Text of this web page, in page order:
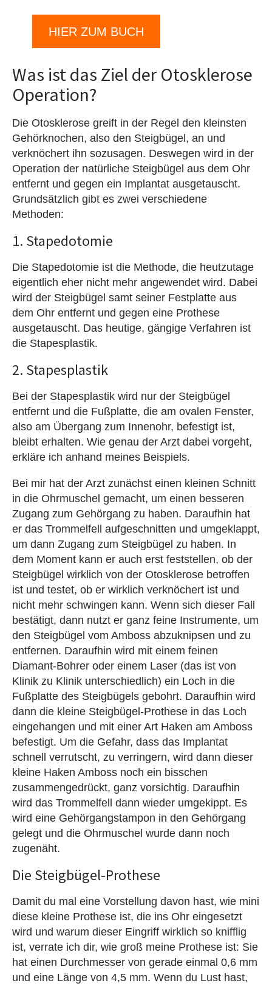
HIER ZUM BUCH
Was ist das Ziel der Otosklerose
Operation?
Die Otosklerose greift in der Regel den kleinsten
Gehörknochen, also den Steigbügel, an und
verknöchert ihn sozusagen. Deswegen wird in der
Operation der natürliche Steigbügel aus dem Ohr
entfernt und gegen ein Implantat ausgetauscht.
Grundsätzlich gibt es zwei verschiedene
Methoden:
1. Stapedotomie
Die Stapedotomie ist die Methode, die heutzutage
eigentlich eher nicht mehr angewendet wird. Dabei
wird der Steigbügel samt seiner Festplatte aus
dem Ohr entfernt und gegen eine Prothese
ausgetauscht. Das heutige, gängige Verfahren ist
die Stapesplastik.
2. Stapesplastik
Bei der Stapesplastik wird nur der Steigbügel
entfernt und die Fußplatte, die am ovalen Fenster,
also am Übergang zum Innenohr, befestigt ist,
bleibt erhalten. Wie genau der Arzt dabei vorgeht,
erkläre ich anhand meines Beispiels.
Bei mir hat der Arzt zunächst einen kleinen Schnitt
in die Ohrmuschel gemacht, um einen besseren
Zugang zum Gehörgang zu haben. Daraufhin hat
er das Trommelfell aufgeschnitten und umgeklappt,
um dann Zugang zum Steigbügel zu haben. In
dem Moment kann er auch erst feststellen, ob der
Steigbügel wirklich von der Otosklerose betroffen
ist und testet, ob er wirklich verknöchert ist und
nicht mehr schwingen kann. Wenn sich dieser Fall
bestätigt, dann nutzt er ganz feine Instrumente, um
den Steigbügel vom Amboss abzuknipsen und zu
entfernen. Daraufhin wird mit einem feinen
Diamant-Bohrer oder einem Laser (das ist von
Klinik zu Klinik unterschiedlich) ein Loch in die
Fußplatte des Steigbügels gebohrt. Daraufhin wird
dann die kleine Steigbügel-Prothese in das Loch
eingehangen und mit einer Art Haken am Amboss
befestigt. Um die Gefahr, dass das Implantat
schnell verrutscht, zu verringern, wird dann dieser
kleine Haken Amboss noch ein bisschen
zusammengedrückt, ganz vorsichtig. Daraufhin
wird das Trommelfell dann wieder umgekippt. Es
wird eine Gehörgangstampon in den Gehörgang
gelegt und die Ohrmuschel wurde dann noch
zugenäht.
Die Steigbügel-Prothese
Damit du mal eine Vorstellung davon hast, wie mini
diese kleine Prothese ist, die ins Ohr eingesetzt
wird und warum dieser Eingriff wirklich so knifflig
ist, verrate ich dir, wie groß meine Prothese ist: Sie
hat einen Durchmesser von gerade einmal 0,6 mm
und eine Länge von 4,5 mm. Wenn du Lust hast,